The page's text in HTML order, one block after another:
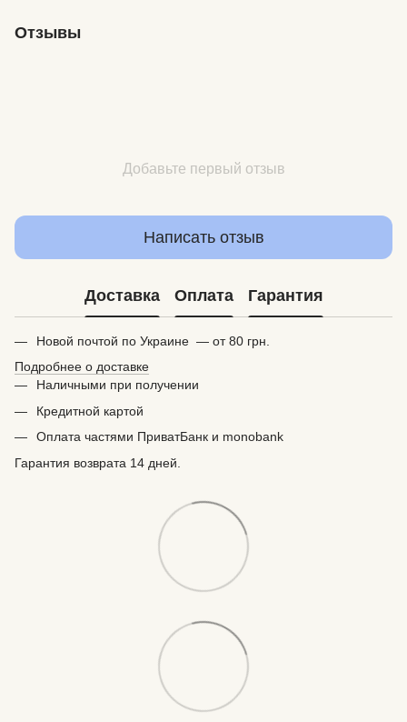
Отзывы
Добавьте первый отзыв
Написать отзыв
Доставка Оплата Гарантия
Новой почтой по Украине — от 80 грн.
Подробнее о доставке
Наличными при получении
Кредитной картой
Оплата частями ПриватБанк и monobank
Гарантия возврата 14 дней.